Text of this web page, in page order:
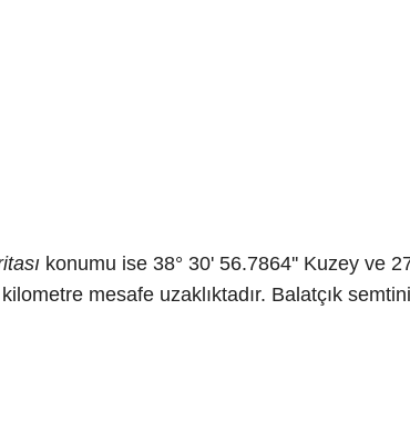
konumu ise 38° 30' 56.7864'' Kuzey ve
mesafe uzaklıktadır. Balatçık